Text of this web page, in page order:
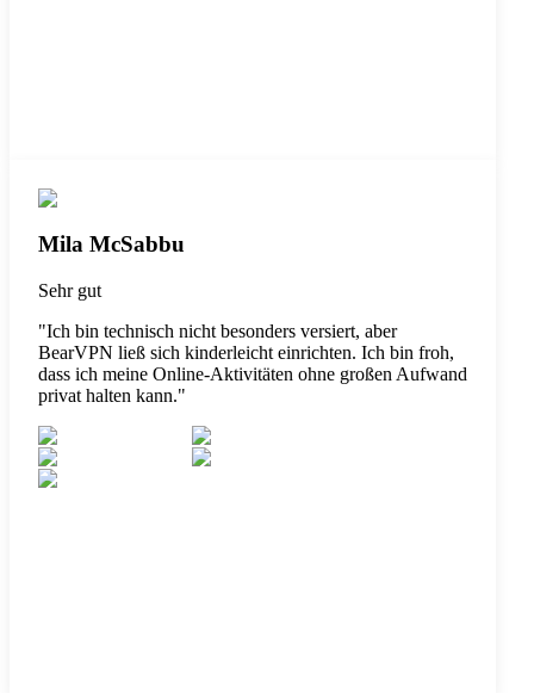
Mila McSabbu
Sehr gut
"Ich bin technisch nicht besonders versiert, aber
BearVPN ließ sich kinderleicht einrichten. Ich bin froh,
dass ich meine Online-Aktivitäten ohne großen Aufwand
privat halten kann."